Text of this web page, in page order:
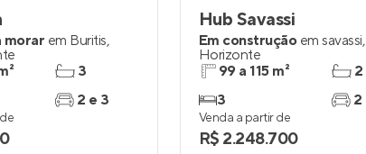
morar em Buritis,
3
2 e 3
Hub Savassi
Em construção em savassi,
Horizonte
99 a 115 m²
3
2
2
Venda a partir de
R$ 2.248.700